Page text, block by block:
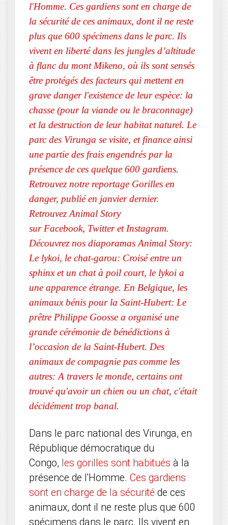
l'Homme. Ces gardiens sont en charge de
la sécurité de ces animaux, dont il ne reste
plus que 600 spécimens dans le parc. Ils
vivent en liberté dans les jungles d’altitude
à flanc du mont Mikeno, où ils sont sensés
être protégés des facteurs qui mettent en
grave danger l'existence de leur espèce: la
chasse (pour la viande ou le braconnage)
et la destruction de leur habitat naturel. Le
parc des Virunga se visite, et finance ainsi
une partie des frais engendrés par la
présence de ces quelque 600 gardiens.
Retrouvez notre reportage Gorilles en
danger, publié en janvier dernier.
Retrouvez Animal Story
sur Facebook, Twitter et Instagram.
Découvrez nos diaporamas Animal Story:
Le lykoi, le chat-garou: Croisé entre un
sphinx et un chat à poil court, le lykoi a
une apparence étrange. En Belgique, les
animaux bénis pour la Saint-Hubert: Le
prêtre Philippe Goosse a organisé une
grande cérémonie de bénédictions à
l’occasion de la Saint-Hubert. Des
animaux de compagnie pas comme les
autres: A travers le monde, certains ont
trouvé qu'avoir un chien ou un chat, c'était
décidément trop banal.
Dans le parc national des Virunga, en
République démocratique du
Congo, les gorilles sont habitués à la
présence de l'Homme.Ces gardiens
sont en charge de la sécurité de ces
animaux, dont il ne reste plus que 600
spécimens dans le parc. Ils vivent en